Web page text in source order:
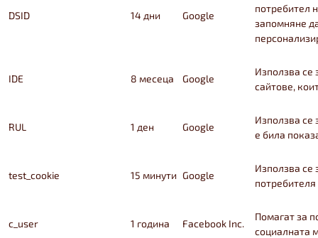
DSID 14 дни Google
потребител
запомняне
IDE 8 месеца Google
Използва се
сайтове,
RUL 1 ден Google
Използва се
е била
test_cookie 15 минути Google
Използва се
c_user 1 година Facebook Inc.
Помагат за
социалната